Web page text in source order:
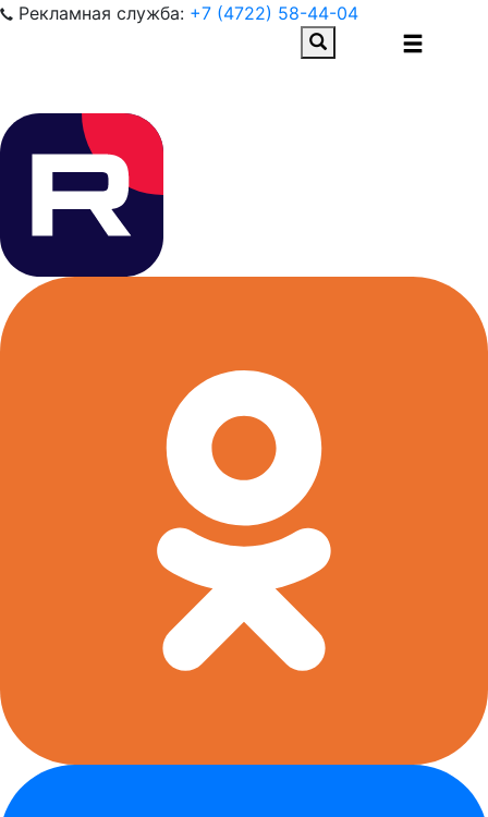
Рекламная служба: +7 (4722) 58-44-04